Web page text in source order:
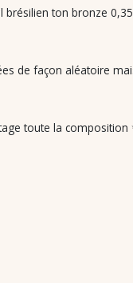
brésilien ton bronze
de façon aléatoire
toute la composition